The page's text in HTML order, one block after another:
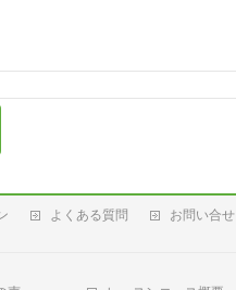
よくある質問 お問い合せ